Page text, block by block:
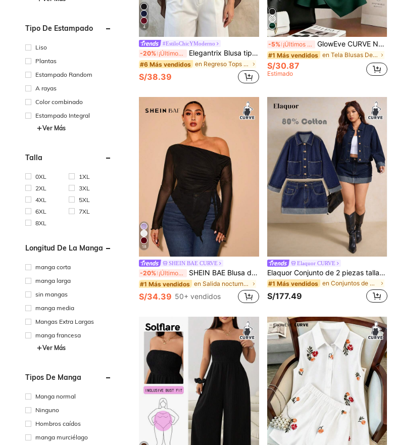
Tipo De Estampado
Liso
Plantas
Estampado Random
A rayas
Color combinado
Estampado Integral
Ver Más
Talla
0XL
1XL
2XL
3XL
4XL
5XL
6XL
7XL
8XL
Longitud De La Manga
manga corta
manga larga
sin mangas
manga media
Mangas Extra Largas
manga francesa
Ver Más
Tipos De Manga
Manga normal
Ninguno
Hombros caídos
manga murciélago
4
#EstiloChicYModerno
-20% ¡Últimos 3 días Elegantrix Blusa tipo capa para mujer talla grande, estilo francés minimalista y elegante, para primavera, verano y otoño, ideal para ir al trabajo y citas, con bajo asimétrico, cintura ceñida y hombro asimétrico
#6 Más vendidos en Regreso Tops de talla grande
S/38.39
-5% ¡Últimos 2 días GlowEve CURVE Nueva llegada Blusa de unicolor elegante francesa para mujer de talla grande, manga con volantes, cuello cruzado en V, estilizadora, adecuada para la oficina y el trayecto de primavera y otoño, minimalista y generosa
#1 Más vendidos en Tela Blusas De Talla Grande
S/30.87
Estimado
18
SHEIN BAE CURVE
-20% ¡Últimos 3 días SHEIN BAE Blusa de mujer talla grande con malla y lazo, elegante para fiestas de verano y vacaciones, adecuada para el Día de San Valentín, cumpleaños
#1 Más vendidos en Salida nocturna Tops de mujer de talla grande
S/34.39 50+ vendidos
Elaquor CURVE
Elaquor Conjunto de 2 piezas talla grande para mujer: Chaqueta de manga larga con un solo botón y falda midi de mezclilla, informal
#1 Más vendidos en Conjuntos de dos piezas de mezclilla de talla g
S/177.49